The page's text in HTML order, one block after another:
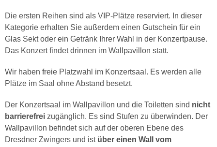
Die ersten Reihen sind als VIP-Plätze reserviert. In dieser
Kategorie erhalten Sie außerdem einen Gutschein für ein
Glas Sekt oder ein Getränk Ihrer Wahl in der Konzertpause.
Das Konzert findet drinnen im Wallpavillon statt.
Wir haben freie Platzwahl im Konzertsaal. Es werden alle
Plätze im Saal ohne Abstand besetzt.
Der Konzertsaal im Wallpavillon und die Toiletten sind nicht
barrierefrei zugänglich. Es sind Stufen zu überwinden. Der
Wallpavillon befindet sich auf der oberen Ebene des
Dresdner Zwingers und ist über einen Wall vom